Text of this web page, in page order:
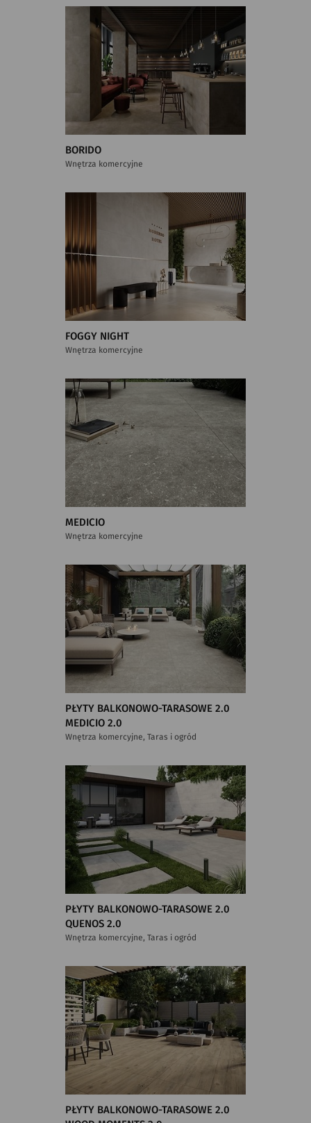
BORIDO
Wnętrza komercyjne
FOGGY NIGHT
Wnętrza komercyjne
MEDICIO
Wnętrza komercyjne
PŁYTY BALKONOWO-TARASOWE 2.0
MEDICIO 2.0
Wnętrza komercyjne, Taras i ogród
PŁYTY BALKONOWO-TARASOWE 2.0
QUENOS 2.0
Wnętrza komercyjne, Taras i ogród
PŁYTY BALKONOWO-TARASOWE 2.0